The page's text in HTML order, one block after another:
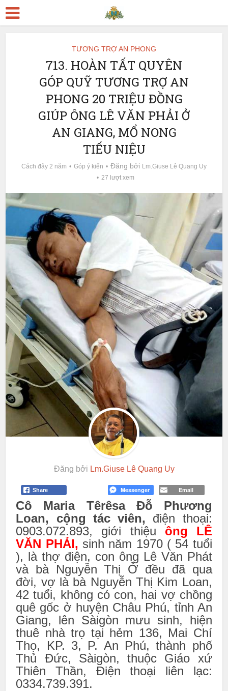
TƯƠNG TRỢ AN PHONG
713. HOÀN TẤT QUYÊN
GÓP QUỸ TƯƠNG TRỢ AN
PHONG 20 TRIỆU ĐỒNG
GIÚP ÔNG LÊ VĂN PHẢI Ở
AN GIANG, MỔ NONG
TIẾU NIỆU
Cách đây 2 năm Góp ý kiến Đăng bởi Lm.Giuse Lê Quang Uy
27 lượt xem
Đăng bởi Lm.Giuse Lê Quang Uy
Share Messenger Email
Cô Maria Têrêsa Đỗ Phương
Loan, cộng tác viên, điện thoại:
0903.072.893, giới thiệu ông LÊ
VĂN PHẢI, sinh năm 1970 ( 54 tuổi
), là thợ điện, con ông Lê Văn Phát
và bà Nguyễn Thị Ở đều đã qua
đời, vợ là bà Nguyễn Thị Kim Loan,
42 tuổi, không có con, hai vợ chồng
quê gốc ở huyện Châu Phú, tỉnh An
Giang, lên Sàigòn mưu sinh, hiện
thuê nhà trọ tại hẻm 136, Mai Chí
Thọ, KP. 3, P. An Phú, thành phố
Thủ Đức, Sàigòn, thuộc Giáo xứ
Thiên Thần, Điện thoại liên lạc:
0334.739.391.